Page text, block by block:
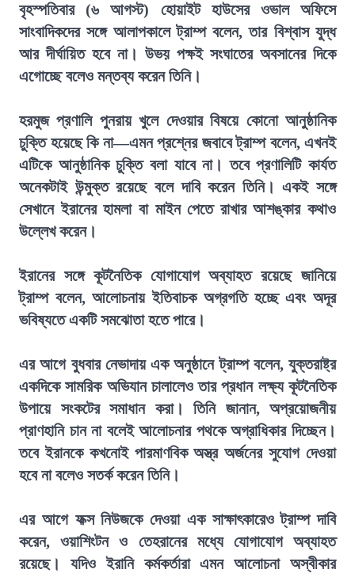
বৃহস্পতিবার (৬ আগস্ট) হোয়াইট হাউসের ওভাল অফিসে
সাংবাদিকদের সঙ্গে আলাপকালে ট্রাম্প বলেন, তার বিশ্বাস যুদ্ধ
আর দীর্ঘায়িত হবে না। উভয় পক্ষই সংঘাতের অবসানের দিকে
এগোচ্ছে বলেও মন্তব্য করেন তিনি।
হরমুজ প্রণালি পুনরায় খুলে দেওয়ার বিষয়ে কোনো আনুষ্ঠানিক
চুক্তি হয়েছে কি না—এমন প্রশ্নের জবাবে ট্রাম্প বলেন, এখনই
এটিকে আনুষ্ঠানিক চুক্তি বলা যাবে না। তবে প্রণালিটি কার্যত
অনেকটাই উন্মুক্ত রয়েছে বলে দাবি করেন তিনি। একই সঙ্গে
সেখানে ইরানের হামলা বা মাইন পেতে রাখার আশঙ্কার কথাও
উল্লেখ করেন।
ইরানের সঙ্গে কূটনৈতিক যোগাযোগ অব্যাহত রয়েছে জানিয়ে
ট্রাম্প বলেন, আলোচনায় ইতিবাচক অগ্রগতি হচ্ছে এবং অদূর
ভবিষ্যতে একটি সমঝোতা হতে পারে।
এর আগে বুধবার নেভাদায় এক অনুষ্ঠানে ট্রাম্প বলেন, যুক্তরাষ্ট্র
একদিকে সামরিক অভিযান চালালেও তার প্রধান লক্ষ্য কূটনৈতিক
উপায়ে সংকটের সমাধান করা। তিনি জানান, অপ্রয়োজনীয়
প্রাণহানি চান না বলেই আলোচনার পথকে অগ্রাধিকার দিচ্ছেন।
তবে ইরানকে কখনোই পারমাণবিক অস্ত্র অর্জনের সুযোগ দেওয়া
হবে না বলেও সতর্ক করেন তিনি।
এর আগে ফক্স নিউজকে দেওয়া এক সাক্ষাৎকারেও ট্রাম্প দাবি
করেন, ওয়াশিংটন ও তেহরানের মধ্যে যোগাযোগ অব্যাহত
রয়েছে। যদিও ইরানি কর্মকর্তারা এমন আলোচনা অস্বীকার